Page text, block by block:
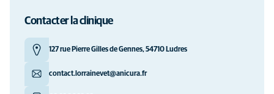
Contacter la clinique
127 rue Pierre Gilles de Gennes, 54710 Ludres
contact.lorrainevet@anicura.fr